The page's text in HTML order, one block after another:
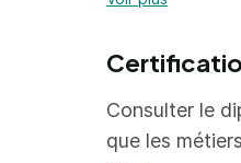
8h30 à 12h00
13h00 à
Consulter le
que les